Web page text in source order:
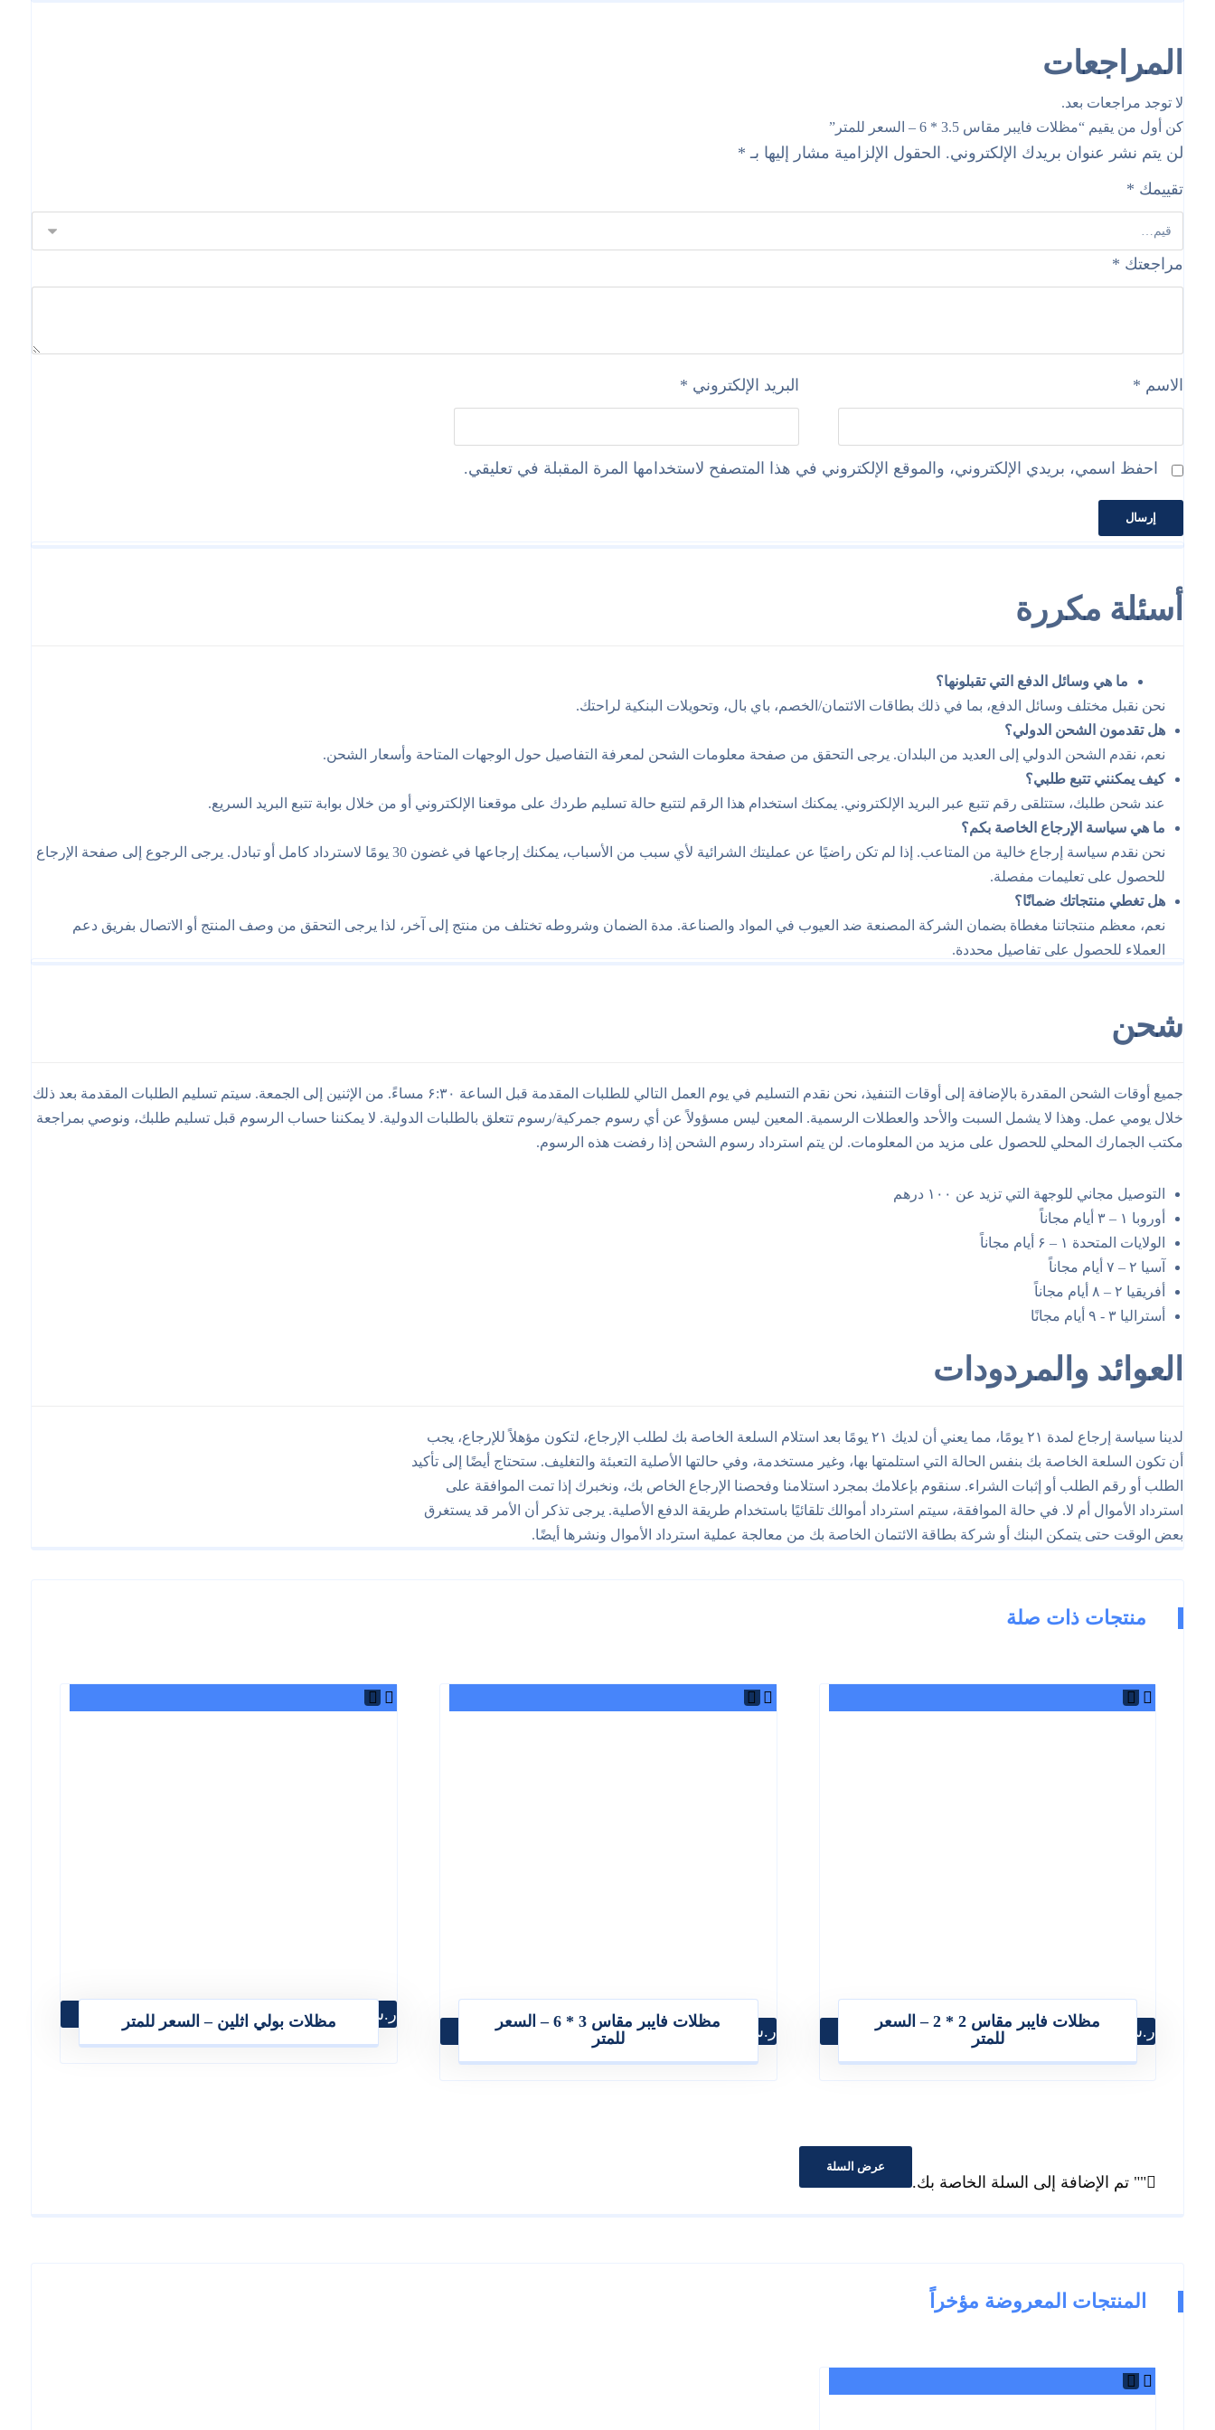
المراجعات
لا توجد مراجعات بعد.
كن أول من يقيم “مظلات فايبر مقاس 3.5 * 6 – السعر للمتر”
لن يتم نشر عنوان بريدك الإلكتروني. الحقول الإلزامية مشار إليها بـ *
تقييمك *
مراجعتك *
الاسم * البريد الإلكتروني *
احفظ اسمي، بريدي الإلكتروني، والموقع الإلكتروني في هذا المتصفح لاستخدامها المرة المقبلة في تعليقي.
أسئلة مكررة
ما هي وسائل الدفع التي تقبلونها؟
نحن نقبل مختلف وسائل الدفع، بما في ذلك بطاقات الائتمان/الخصم، باي بال، وتحويلات البنكية لراحتك.
هل تقدمون الشحن الدولي؟
نعم، نقدم الشحن الدولي إلى العديد من البلدان. يرجى التحقق من صفحة معلومات الشحن لمعرفة التفاصيل حول الوجهات المتاحة وأسعار الشحن.
كيف يمكنني تتبع طلبي؟
عند شحن طلبك، ستتلقى رقم تتبع عبر البريد الإلكتروني. يمكنك استخدام هذا الرقم لتتبع حالة تسليم طردك على موقعنا الإلكتروني أو من خلال بوابة تتبع البريد السريع.
ما هي سياسة الإرجاع الخاصة بكم؟
نحن نقدم سياسة إرجاع خالية من المتاعب. إذا لم تكن راضيًا عن عمليتك الشرائية لأي سبب من الأسباب، يمكنك إرجاعها في غضون 30 يومًا لاسترداد كامل أو تبادل. يرجى الرجوع إلى صفحة الإرجاع
للحصول على تعليمات مفصلة.
هل تغطي منتجاتك ضمانًا؟
نعم، معظم منتجاتنا مغطاة بضمان الشركة المصنعة ضد العيوب في المواد والصناعة. مدة الضمان وشروطه تختلف من منتج إلى آخر، لذا يرجى التحقق من وصف المنتج أو الاتصال بفريق دعم
العملاء للحصول على تفاصيل محددة.
شحن
جميع أوقات الشحن المقدرة بالإضافة إلى أوقات التنفيذ، نحن نقدم التسليم في يوم العمل التالي للطلبات المقدمة قبل الساعة ۶:۳۰ مساءً. من الإثنين إلى الجمعة. سيتم تسليم الطلبات المقدمة بعد ذلك
خلال يومي عمل. وهذا لا يشمل السبت والأحد والعطلات الرسمية. المعين ليس مسؤولاً عن أي رسوم جمركية/رسوم تتعلق بالطلبات الدولية. لا يمكننا حساب الرسوم قبل تسليم طلبك، ونوصي بمراجعة
مكتب الجمارك المحلي للحصول على مزيد من المعلومات. لن يتم استرداد رسوم الشحن إذا رفضت هذه الرسوم.
التوصيل مجاني للوجهة التي تزيد عن ۱۰۰ درهم
أوروبا ۱ – ۳ أيام مجاناً
الولايات المتحدة ۱ – ۶ أيام مجاناً
آسيا ۲ – ۷ أيام مجاناً
أفريقيا ۲ – ۸ أيام مجاناً
أستراليا ۳ - ۹ أيام مجانًا
العوائد والمردودات
لدينا سياسة إرجاع لمدة ۲۱ يومًا، مما يعني أن لديك ۲۱ يومًا بعد استلام السلعة الخاصة بك لطلب الإرجاع، لتكون مؤهلاً للإرجاع، يجب
أن تكون السلعة الخاصة بك بنفس الحالة التي استلمتها بها، وغير مستخدمة، وفي حالتها الأصلية التعبئة والتغليف. ستحتاج أيضًا إلى تأكيد
الطلب أو رقم الطلب أو إثبات الشراء. سنقوم بإعلامك بمجرد استلامنا وفحصنا الإرجاع الخاص بك، ونخبرك إذا تمت الموافقة على
استرداد الأموال أم لا. في حالة الموافقة، سيتم استرداد أموالك تلقائيًا باستخدام طريقة الدفع الأصلية. يرجى تذكر أن الأمر قد يستغرق
بعض الوقت حتى يتمكن البنك أو شركة بطاقة الائتمان الخاصة بك من معالجة عملية استرداد الأموال ونشرها أيضًا.
منتجات ذات صلة
مظلات فايبر مقاس 2 * 2 – السعر
للمتر
ر.س 350.00
مظلات فايبر مقاس 3 * 6 – السعر
للمتر
ر.س 350.00
مظلات بولي اثلين – السعر للمتر ر.س 115.00
"" تم الإضافة إلى السلة الخاصة بك.
عرض السلة
المنتجات المعروضة مؤخراً